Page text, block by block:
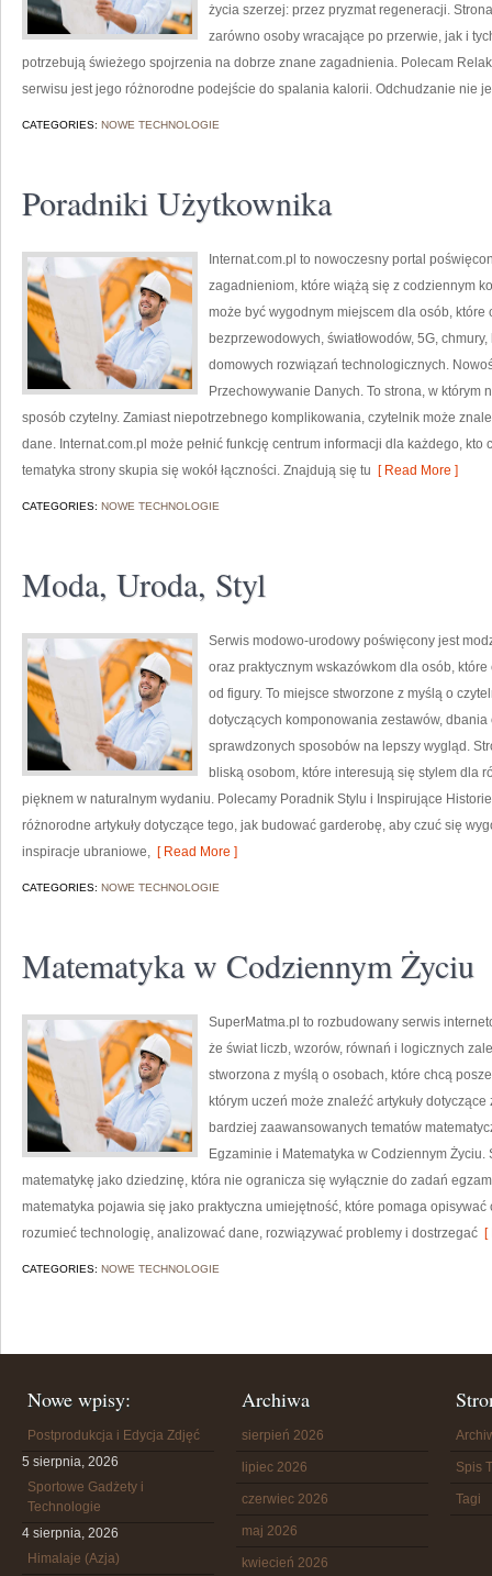
życia szerzej: przez pryzmat regeneracji.
zarówno osoby wracające po przerwie, jak i
potrzebują świeżego spojrzenia na dobrze znane zagadnienia. Polecam
serwisu jest jego różnorodne podejście do spalania kalorii. Odchudzanie nie
CATEGORIES: NOWE TECHNOLOGIE
Poradniki Użytkownika
Internat.com.pl to nowoczesny portal
zagadnieniom, które wiążą się z codziennym
może być wygodnym miejscem dla osób,
bezprzewodowych, światłowodów, 5G,
domowych rozwiązań technologicznych.
Przechowywanie Danych. To strona, w
sposób czytelny. Zamiast niepotrzebnego komplikowania, czytelnik może
dane. Internat.com.pl może pełnić funkcję centrum informacji dla każdego, kto
tematyka strony skupia się wokół łączności. Znajdują się tu [ Read More ]
CATEGORIES: NOWE TECHNOLOGIE
Moda, Uroda, Styl
Serwis modowo-urodowy poświęcony jest
oraz praktycznym wskazówkom dla osób,
od figury. To miejsce stworzone z myślą o
dotyczących komponowania zestawów,
sprawdzonych sposobów na lepszy wygląd.
bliską osobom, które interesują się stylem dla
pięknem w naturalnym wydaniu. Polecamy Poradnik Stylu i Inspirujące
różnorodne artykuły dotyczące tego, jak budować garderobę, aby czuć się
inspiracje ubraniowe, [ Read More ]
CATEGORIES: NOWE TECHNOLOGIE
Matematyka w Codziennym Życiu
SuperMatma.pl to rozbudowany serwis
że świat liczb, wzorów, równań i logicznych
stworzona z myślą o osobach, które chcą
którym uczeń może znaleźć artykuły
bardziej zaawansowanych tematów
Egzaminie i Matematyka w Codziennym
matematykę jako dziedzinę, która nie ogranicza się wyłącznie do zadań
matematyka pojawia się jako praktyczna umiejętność, które pomaga
rozumieć technologię, analizować dane, rozwiązywać problemy i dostrzegać [
CATEGORIES: NOWE TECHNOLOGIE
Nowe wpisy:
Postprodukcja i Edycja Zdjęć
5 sierpnia, 2026
Sportowe Gadżety i
Technologie
4 sierpnia, 2026
Himalaje (Azja)
Archiwa
sierpień 2026
lipiec 2026
czerwiec 2026
maj 2026
kwiecień 2026
Spis
Tagi